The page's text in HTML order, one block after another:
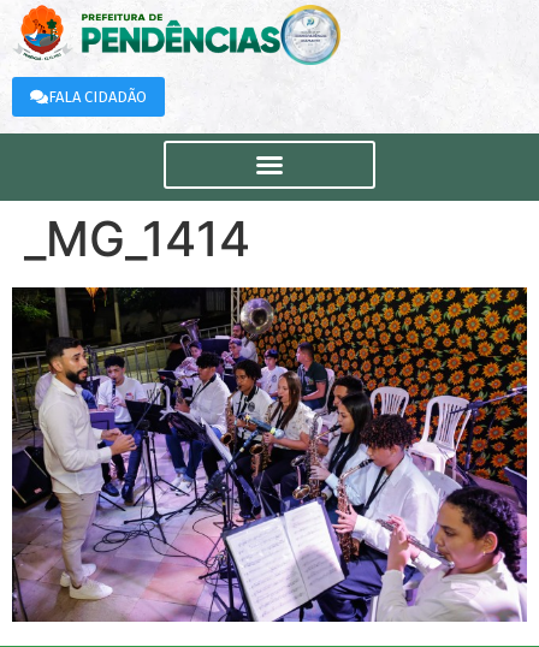
FALA CIDADÃO
_MG_1414